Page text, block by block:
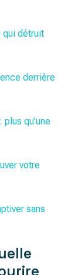
qui détruit
derrière
qu’une
votre
sans